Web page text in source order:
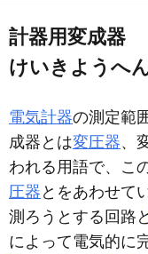
計器用変成器
けいきようへ
電気計器の測定範
成器とは変圧器、
われる用語で、こ
圧器 とをあわせて
測ろうとする回路と
によって電気的に